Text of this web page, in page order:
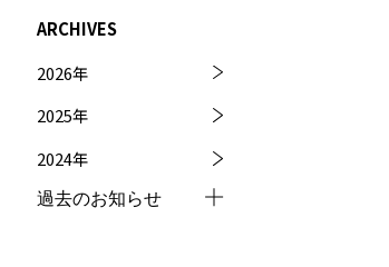
ARCHIVES
2026年
2025年
2024年
過去のお知らせ